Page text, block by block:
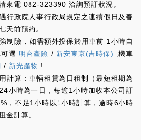
來電 082-323390 洽詢預訂狀況。
行政院人事行政局規定之連續假日及春
天前預約。
制險，如需額外投保於用車前 1小時自
選 明台產險 / 新安東京(吉時保)
,機車
/ 新光產物 !
計算：車輛租賃為日租制（最短租期為
小時為一日，每逾1小時加收本公司訂
，不足1小時以1小時計算，逾時6小時
金計算。